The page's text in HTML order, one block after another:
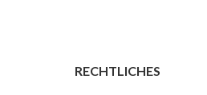
RECHTLICHES